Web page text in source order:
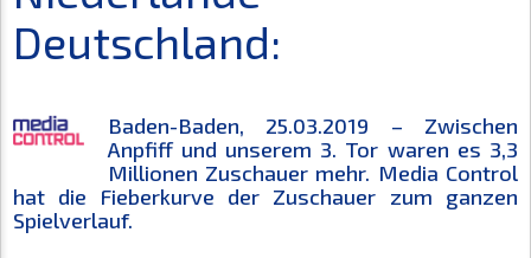
Deutschland:
Baden-Baden, 25.03.2019 – Zwischen
Anpfiff und unserem 3. Tor waren es 3,3
Millionen Zuschauer mehr. Media Control
hat die Fieberkurve der Zuschauer zum ganzen
Spielverlauf.